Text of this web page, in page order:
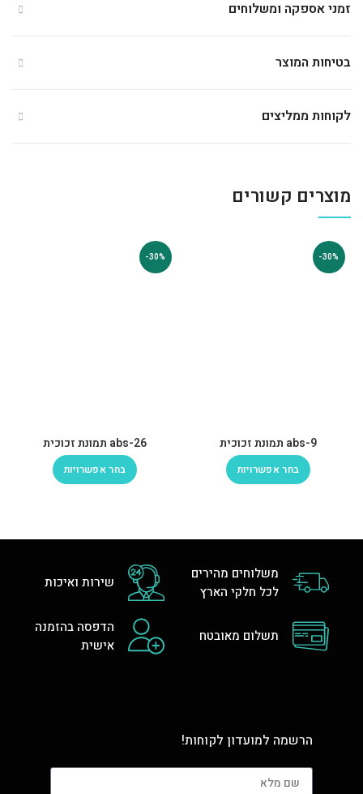
זמני אספקה ומשלוחים
בטיחות המוצר
לקוחות ממליצים
מוצרים קשורים
-30%
abs-9 תמונת זכוכית
בחר אפשרויות
-30%
abs-26 תמונת זכוכית
בחר אפשרויות
משלוחים מהירים
לכל חלקי הארץ
שירות ואיכות
תשלום מאובטח
הדפסה בהזמנה
אישית
הרשמה למועדון לקוחות!